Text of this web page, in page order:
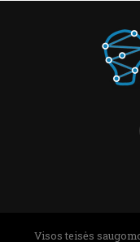
Visos teisės